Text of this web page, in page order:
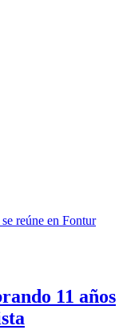
reúne en Fontur
11 años